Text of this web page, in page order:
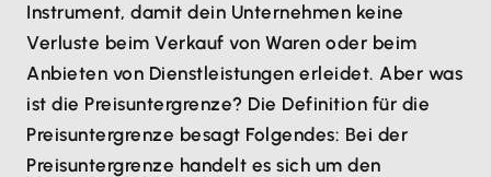
Instrument, damit dein Unternehmen keine
Verluste beim Verkauf von Waren oder beim
Anbieten von Dienstleistungen erleidet. Aber was
ist die Preisuntergrenze? Die Definition für die
Preisuntergrenze besagt Folgendes: Bei der
Preisuntergrenze handelt es sich um den